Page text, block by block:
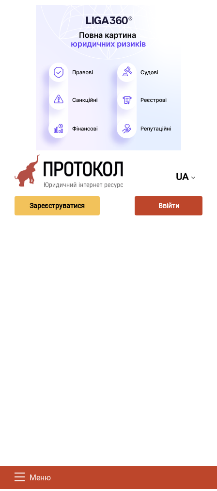
UA
Зареєструватися Ввійти
Меню